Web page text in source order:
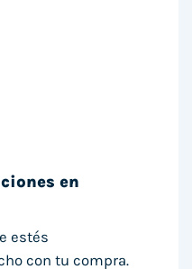
en
estés
con tu compra.